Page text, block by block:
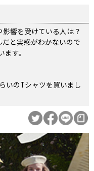
響を受けている人は？
と実感がわかないので
す。
いのTシャツを買いまし